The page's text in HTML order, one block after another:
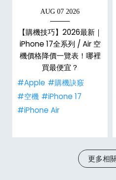
AUG 07 2026
【購機技巧】2026最新｜
iPhone 17全系列 / Air 空
機價格降價一覽表！哪裡
買最便宜？
#Apple #購機訣竅
#空機 #iPhone 17
#iPhone Air
更多相